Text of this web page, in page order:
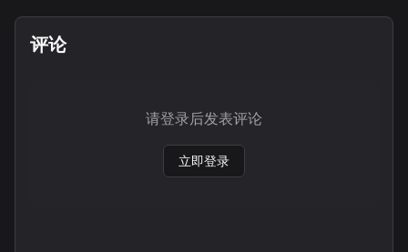
评论
请登录后发表评论
立即登录